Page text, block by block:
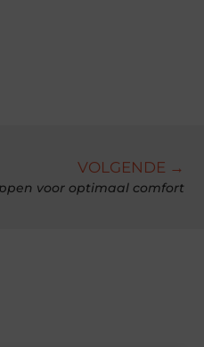
VOLGENDE →
voor optimaal comfort